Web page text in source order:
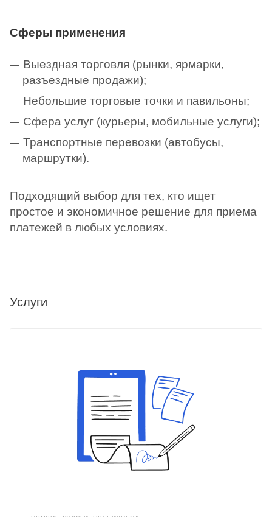
Сферы применения
Выездная торговля (рынки, ярмарки,
разъездные продажи);
Небольшие торговые точки и павильоны;
Сфера услуг (курьеры, мобильные услуги);
Транспортные перевозки (автобусы,
маршрутки).
Подходящий выбор для тех, кто ищет
простое и экономичное решение для приема
платежей в любых условиях.
Услуги